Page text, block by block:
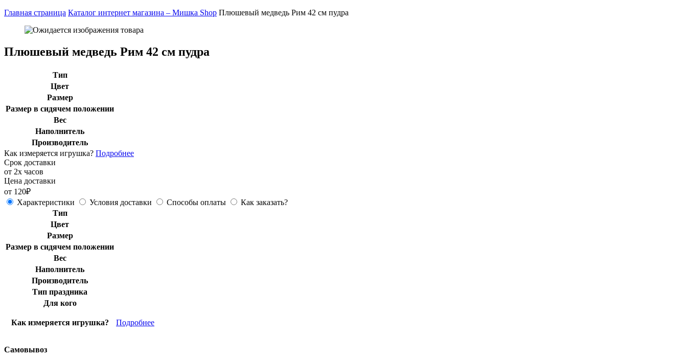
Главная страница Каталог интернет магазина – Мишка Shop Плюшевый медведь Рим 42 см пудра
Плюшевый медведь Рим 42 см пудра
Тип
Цвет
Размер
Размер в сидячем положении
Вес
Наполнитель
Производитель
Как измеряется игрушка? Подробнее
Срок доставки
от 2х часов
Цена доставки
от 120₽
Характеристики
Условия доставки Способы оплаты
Как заказать?
Тип
Цвет
Размер
Размер в сидячем положении
Вес
Наполнитель
Производитель
Тип праздника
Для кого
Как измеряется игрушка? Подробнее
Самовывоз